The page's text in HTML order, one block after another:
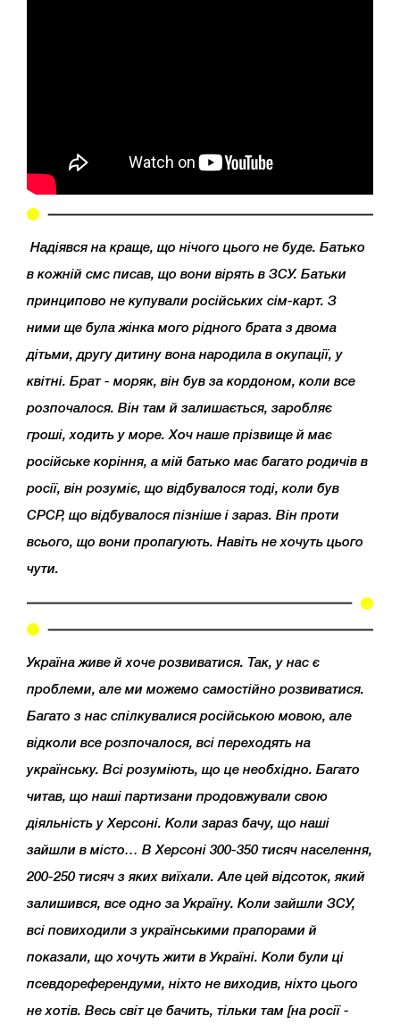
Надіявся на краще, що нічого цього не буде. Батько
в кожній смс писав, що вони вірять в ЗСУ. Батьки
принципово не купували російських сім-карт. З
ними ще була жінка мого рідного брата з двома
дітьми, другу дитину вона народила в окупації, у
квітні. Брат - моряк, він був за кордоном, коли все
розпочалося. Він там й залишається, заробляє
гроші, ходить у море. Хоч наше прізвище й має
російське коріння, а мій батько має багато родичів в
росії, він розуміє, що відбувалося тоді, коли був
СРСР, що відбувалося пізніше і зараз. Він проти
всього, що вони пропагують. Навіть не хочуть цього
чути.
Україна живе й хоче розвиватися. Так, у нас є
проблеми, але ми можемо самостійно розвиватися.
Багато з нас спілкувалися російською мовою, але
відколи все розпочалося, всі переходять на
українську. Всі розуміють, що це необхідно. Багато
читав, що наші партизани продовжували свою
діяльність у Херсоні. Коли зараз бачу, що наші
зайшли в місто… В Херсоні 300-350 тисяч населення,
200-250 тисяч з яких виїхали. Але цей відсоток, який
залишився, все одно за Україну. Коли зайшли ЗСУ,
всі повиходили з українськими прапорами й
показали, що хочуть жити в Україні. Коли були ці
псевдореферендуми, ніхто не виходив, ніхто цього
не хотів. Весь світ це бачить, тільки там [на росії -